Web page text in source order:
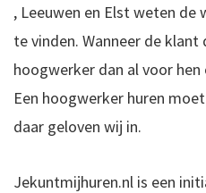
, Leeuwen en Elst weten de
te vinden. Wanneer de
hoogwerker dan al voor
Een hoogwerker huren
daar geloven wij in.
Jekuntmijhuren.nl is een